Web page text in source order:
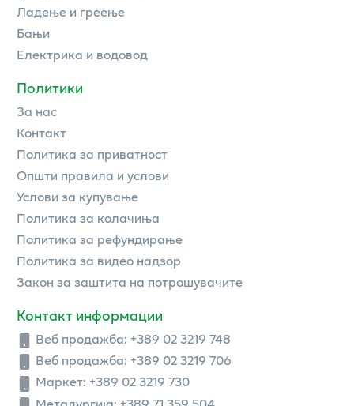
Ладење и греење
Бањи
Електрика и водовод
Политики
За нас
Контакт
Политика за приватност
Општи правила и услови
Услови за купување
Политика за колачиња
Политика за рефундирање
Политика за видео надзор
Закон за заштита на потрошувачите
Контакт информации
Веб продажба: +389 02 3219 748
Веб продажба: +389 02 3219 706
Маркет: +389 02 3219 730